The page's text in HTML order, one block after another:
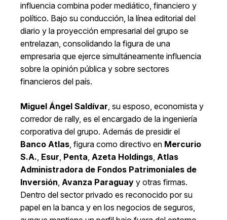
influencia combina poder mediático, financiero y
político. Bajo su conducción, la línea editorial del
diario y la proyección empresarial del grupo se
entrelazan, consolidando la figura de una
empresaria que ejerce simultáneamente influencia
sobre la opinión pública y sobre sectores
financieros del país.
Miguel Ángel Saldívar, su esposo, economista y
corredor de rally, es el encargado de la ingeniería
corporativa del grupo. Además de presidir el
Banco Atlas, figura como directivo en Mercurio
S.A., Esur, Penta, Azeta Holdings, Atlas
Administradora de Fondos Patrimoniales de
Inversión, Avanza Paraguay y otras firmas.
Dentro del sector privado es reconocido por su
papel en la banca y en los negocios de seguros,